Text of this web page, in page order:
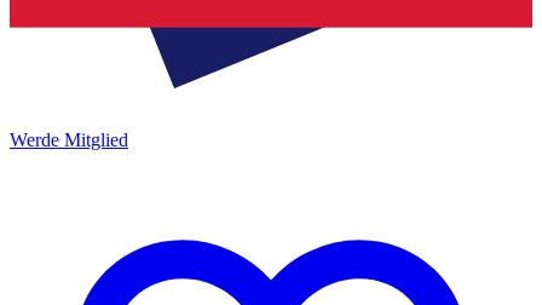
Werde Mitglied